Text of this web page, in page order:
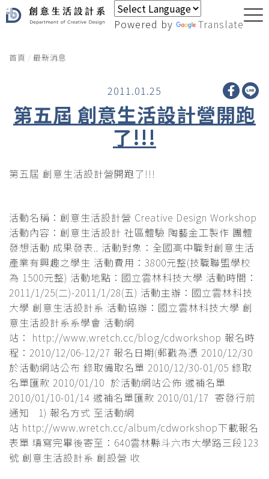
Powered by Translate
首頁 最新消息
2011.01.25
第五屆 創意生活設計營開跑
了!!!
第五屆 創意生活設計營開跑了!!!
活動名稱：創意生活設計營 Creative Design Workshop
活動內容：創意生活設計 社區體驗 陶藝金工製作 團體
發想活動 成果發表.. 活動對象：全國高中職對創意生活
產業有興趣之學生 活動費用：3800元整(技職聯盟學校
為 1500元整) 活動地點：國立雲林科技大學 活動時間：
2011/1/25(二)-2011/1/28(五) 活動主辦：國立雲林科技
大學 創意生活設計系 活動協辦：國立雲林科技大學 創
意生活設計系系學會 活動網
站： http://www.wretch.cc/blog/cdworkshop 報名時
程：2010/12/06-12/27 報名日期(郵戳為憑 2010/12/30
於活動網站公布 錄取備取名單 2010/12/30-01/05 錄取
名單匯款 2010/01/10 於活動網站公佈 遞補名單
2010/01/10-01/14 遞補名單匯款 2010/01/17 寄發行前
通知 1) 報名方式 至活動網
站 http://www.wretch.cc/album/cdworkshop下載報名
表單 填寫完畢後寄至：640雲林縣斗六市大學路三段123
號 創意生活設計系 創設營 收